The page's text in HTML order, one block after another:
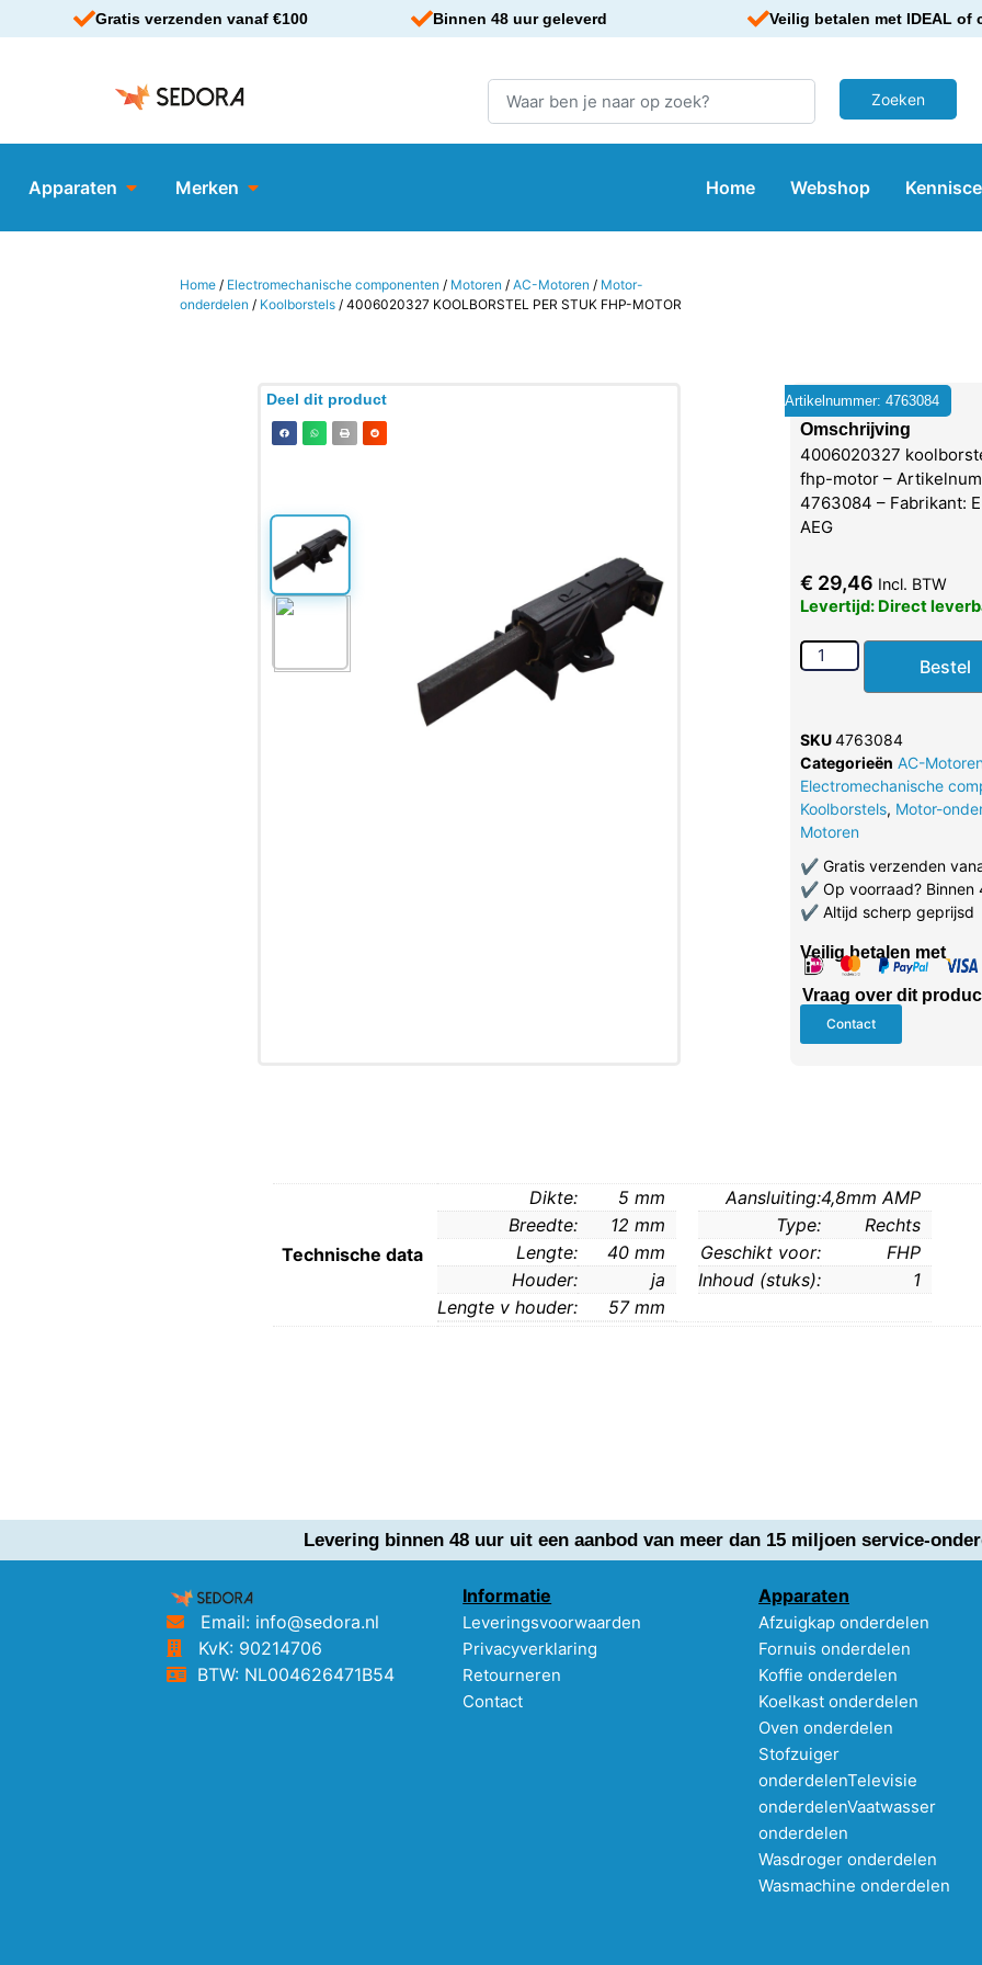
Gratis verzenden vanaf €100 Binnen 48 uur geleverd Veilig betalen met IDEAL of
Apparaten Merken Home Webshop
Home / Electromechanische componenten / Motoren /AC-Motoren / Motor-
onderdelen / Koolborstels / 4006020327 KOOLBORSTEL PER STUK FHP-MOTOR
Deel dit product Artikelnummer: 4763084
Omschrijving
4006020327
fhp-motor –
4763084 – Fabrikant:
AEG
€ 29,46 Incl. BTW
Levertijd: Direct
Bestel
SKU4763084
Categorieën AC-
Electromechanische
Koolborstels, Motor-
Motoren
✔Gratis verzenden
✔Op voorraad? Binnen
✔Altijd scherp geprijsd
Veilig betalen met
Vraag over dit
Contact
Technische data
Dikte:
5 mm
Breedte:
12 mm
Lengte:
40 mm
Houder:
ja
Lengte v houder:
57 mm
Aansluiting:4,8mm AMP
Type:
Rechts
Geschikt voor:
FHP
Inhoud (stuks):
1
Levering binnen 48 uur uit een aanbod van meer dan 15 miljoen service-
Email: info@sedora.nl
KvK: 90214706
BTW: NL004626471B54
Informatie
Leveringsvoorwaarden
Privacyverklaring
Retourneren
Contact
Apparaten
Afzuigkap onderdelen
Fornuis onderdelen
Koffie onderdelen
Koelkast onderdelen
Oven onderdelen
Stofzuiger
onderdelenTelevisie
onderdelenVaatwasser
onderdelen
Wasdroger onderdelen
Wasmachine onderdelen